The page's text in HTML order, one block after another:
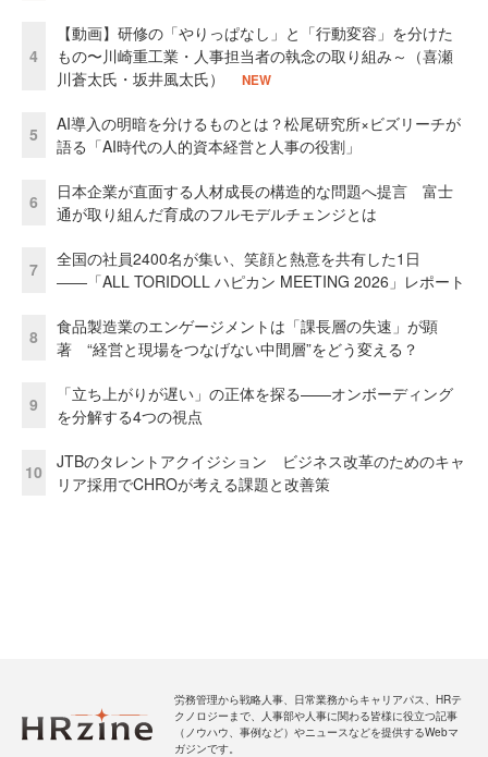
4
【動画】研修の「やりっぱなし」と「行動変容」を分けた
もの〜川崎重工業・人事担当者の執念の取り組み～（喜瀬
川蒼太氏・坂井風太氏）
NEW
5
AI導入の明暗を分けるものとは？松尾研究所×ビズリーチが
語る「AI時代の人的資本経営と人事の役割」
6
日本企業が直面する人材成長の構造的な問題へ提言 富士
通が取り組んだ育成のフルモデルチェンジとは
7
全国の社員2400名が集い、笑顔と熱意を共有した1日
――「ALL TORIDOLL ハピカン MEETING 2026」レポート
8
食品製造業のエンゲージメントは「課長層の失速」が顕
著 “経営と現場をつなげない中間層”をどう変える？
9
「立ち上がりが遅い」の正体を探る——オンボーディング
を分解する4つの視点
10
JTBのタレントアクイジション ビジネス改革のためのキャ
リア採用でCHROが考える課題と改善策
労務管理から戦略人事、日常業務からキャリアパス、HRテ
クノロジーまで、人事部や人事に関わる皆様に役立つ記事
（ノウハウ、事例など）やニュースなどを提供するWebマ
ガジンです。